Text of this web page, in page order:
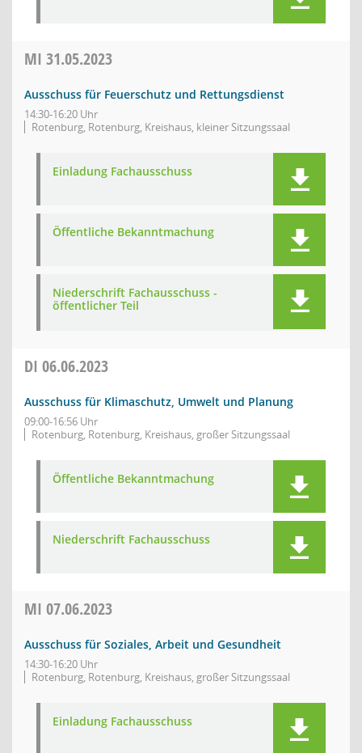
MI 31.05.2023
Ausschuss für Feuerschutz und Rettungsdienst
14:30-16:20 Uhr
Rotenburg, Rotenburg, Kreishaus, kleiner Sitzungssaal
Einladung Fachausschuss
Öffentliche Bekanntmachung
Niederschrift Fachausschuss -
öffentlicher Teil
DI 06.06.2023
Ausschuss für Klimaschutz, Umwelt und Planung
09:00-16:56 Uhr
Rotenburg, Rotenburg, Kreishaus, großer Sitzungssaal
Öffentliche Bekanntmachung
Niederschrift Fachausschuss
MI 07.06.2023
Ausschuss für Soziales, Arbeit und Gesundheit
14:30-16:20 Uhr
Rotenburg, Rotenburg, Kreishaus, großer Sitzungssaal
Einladung Fachausschuss